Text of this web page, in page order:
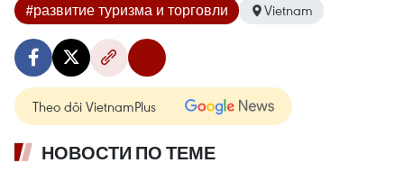
#развитие туризма и торговли
Vietnam
Theo dõi VietnamPlus
НОВОСТИ ПО ТЕМЕ